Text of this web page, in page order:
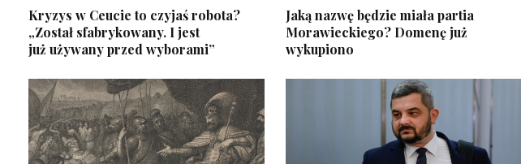
Kryzys w Ceucie to czyjaś robota?
„Został sfabrykowany. I jest
już używany przed wyborami”
Jaką nazwę będzie miała partia
Morawieckiego? Domenę już
wykupiono